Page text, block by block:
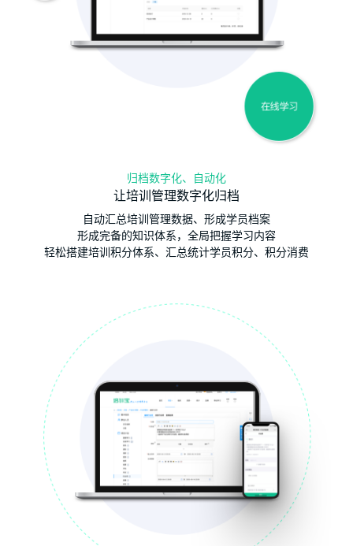
归档数字化、自动化
让培训管理数字化归档
自动汇总培训管理数据、形成学员档案
形成完备的知识体系，全局把握学习内容
轻松搭建培训积分体系、汇总统计学员积分、积分消费